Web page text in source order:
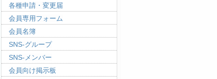
各種申請・変更届
会員専用フォーム
会員名簿
SNS-グループ
SNS-メンバー
会員向け掲示板